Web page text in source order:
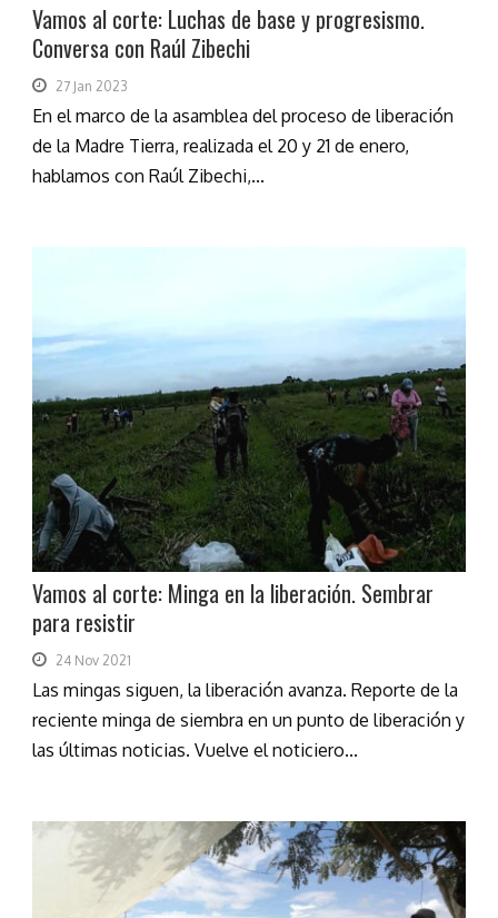
Vamos al corte: Luchas de base y progresismo.
Conversa con Raúl Zibechi
27 Jan 2023
En el marco de la asamblea del proceso de liberación
de la Madre Tierra, realizada el 20 y 21 de enero,
hablamos con Raúl Zibechi,...
Vamos al corte: Minga en la liberación. Sembrar
para resistir
24 Nov 2021
Las mingas siguen, la liberación avanza. Reporte de la
reciente minga de siembra en un punto de liberación y
las últimas noticias. Vuelve el noticiero...